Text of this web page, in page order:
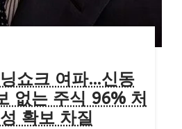
쇼크 여파…신동
없는 주식 96% 처
확보 차질